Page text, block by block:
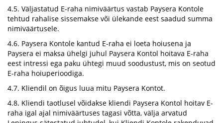
4.5. Väljastatud E-raha nimiväärtus vastab Paysera Kontole
tehtud rahalise sissemakse või ülekande eest saadud summa
nimiväärtusele.
4.6. Paysera Kontole kantud E-raha ei loeta hoiusena ja
Paysera ei maksa ühelgi juhul Paysera Kontol hoitava E-raha
eest intressi ega paku ühtegi muud soodustust, mis on seotud
E-raha hoiuperioodiga.
4.7. Kliendil on õigus luua mitu Paysera Kontot.
4.8. Kliendi taotlusel võidakse kliendi Paysera Kontol hoitav E-
raha igal ajal nimiväärtuses tagasi võtta, välja arvatud